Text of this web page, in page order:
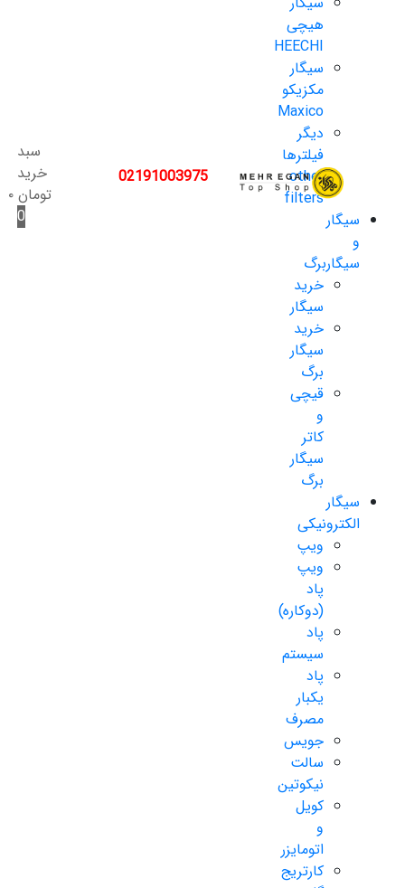
هیچی
HEECHI
سیگار
مکزیکو
Maxico
دیگر
فیلترها
other
filters
سیگار
و
سیگاربرگ
خرید
سیگار
خرید
سیگار
برگ
قیچی
و
کاتر
سیگار
برگ
سیگار
الکترونیکی
ویپ
ویپ
پاد
(دوکاره)
پاد
سیستم
پاد
یکبار
مصرف
جویس
سالت
نیکوتین
کویل
و
اتومایزر
کارتریج
02191003975
سبد
خرید
تومان۰
0